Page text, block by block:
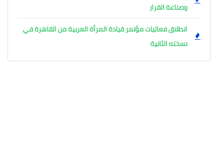
وصناعة القرار
انطلاق فعاليات مؤتمر قيادة المرأة العربية من القاهرة في
نسخته الثانية